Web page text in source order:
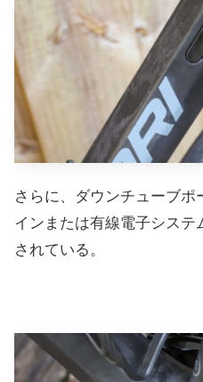
さらに、ダウンチューブポ
インまたは有線電子システ
されている。